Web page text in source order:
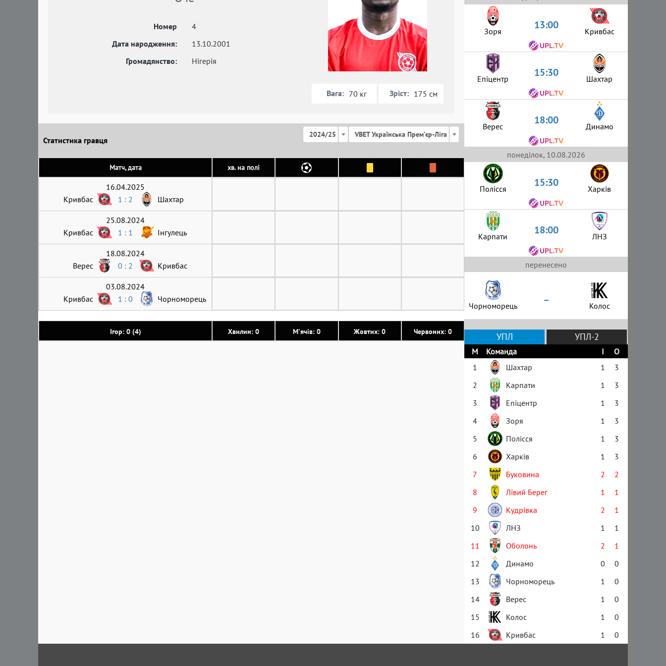
Номер
4
Дата народження:
13.10.2001
Громадянство:
Нігерія
Вага: 70 кг Зріст: 175 см
Статистика гравця
2024/25 VBET Українська Премʼєр-Ліга
Матч, дата хв. на полі
Ігор: 0 (4) Хвилин: 0 М'ячів: 0 Жовтих: 0 Червоних: 0
16.04.2025
Кривбас
1 : 2 Шахтар
25.08.2024
Кривбас
1 : 1 Інгулець
18.08.2024
Верес
0 : 2 Кривбас
03.08.2024
Кривбас
1 : 0 Чорноморець
Зоря 13:00 Кривбас
Епіцентр 15:30 Шахтар
Верес 18:00 Динамо
понеділок, 10.08.2026
Полісся 15:30 Харків
Карпати 18:00 ЛНЗ
перенесено
Чорноморець – Колос
УПЛ УПЛ-2
М Команда І
О
1
Шахтар 1
3
2
Карпати 1
3
3
Епіцентр 1
3
4
Зоря 1
3
5
Полісся 1
3
6
Харків 1
3
7
Буковина 2
2
8
Лівий Берег 1
1
9
Кудрівка 2
1
10
ЛНЗ 1
1
11
Оболонь 2
1
12
Динамо 0
0
13
Чорноморець 1
0
14
Верес 1
0
15
Колос 1
0
16
Кривбас 1 0